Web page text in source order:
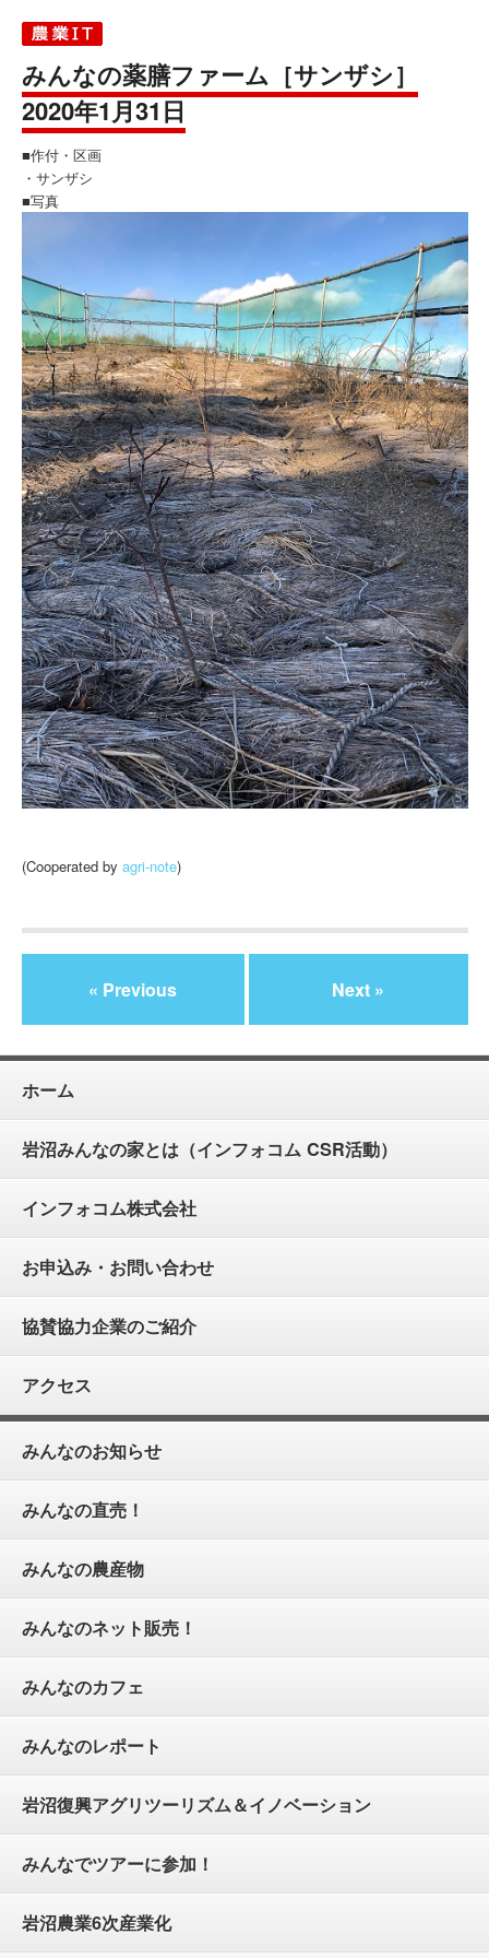
みんなの薬膳ファーム［サンザシ］
2020年1月31日
■作付・区画
・サンザシ
■写真
(Cooperated by agri-note)
« Previous Next »
ホーム
岩沼みんなの家とは（インフォコム CSR活動）
インフォコム株式会社
お申込み・お問い合わせ
協賛協力企業のご紹介
アクセス
みんなのお知らせ
みんなの直売！
みんなの農産物
みんなのネット販売！
みんなのカフェ
みんなのレポート
岩沼復興アグリツーリズム＆イノベーション
みんなでツアーに参加！
岩沼農業6次産業化